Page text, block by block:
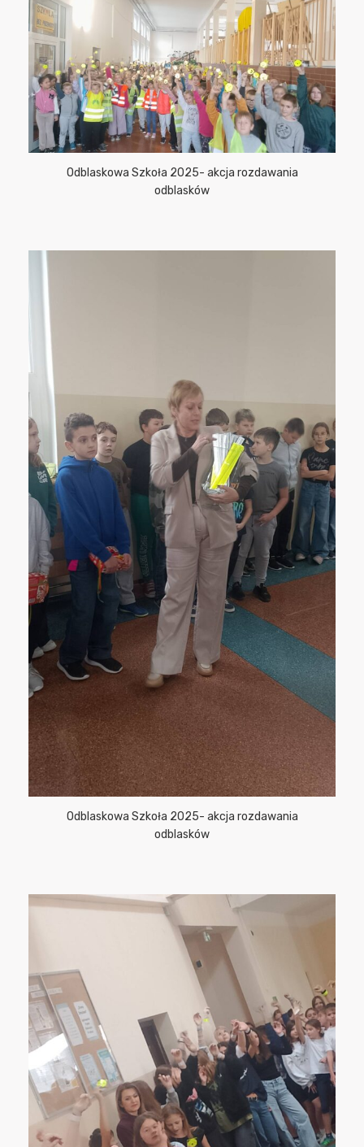
Odblaskowa Szkoła 2025- akcja rozdawania
odblasków
Odblaskowa Szkoła 2025- akcja rozdawania
odblasków